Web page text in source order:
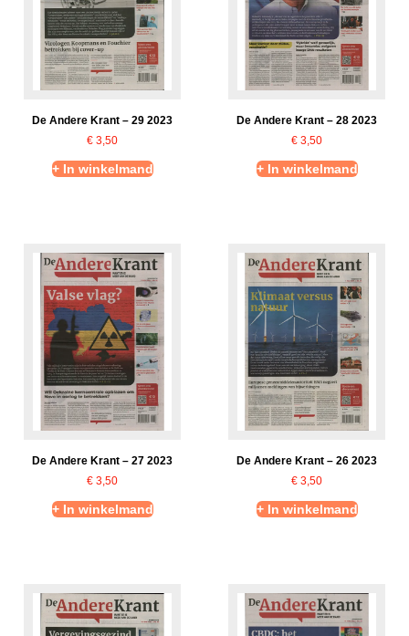
De Andere Krant – 29 2023
€ 3,50
+ In winkelmand
De Andere Krant – 28 2023
€ 3,50
+ In winkelmand
De Andere Krant – 27 2023
€ 3,50
+ In winkelmand
De Andere Krant – 26 2023
€ 3,50
+ In winkelmand